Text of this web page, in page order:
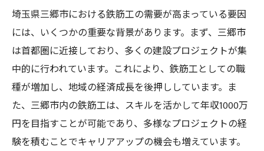
収入向上のための取り組み
キャリアアップを果たした鉄筋工の実例とその
成功要因
成功を収めた鉄筋工のストーリー
キャリアアップに貢献した要素
成功を支えたスキルと知識
影響を与えたリーダーシップの役割
埼玉県三郷市における鉄筋工の需要が高まっている要因
には、いくつかの重要な背景があります。まず、三郷市
は首都圏に近接しており、多くの建設プロジェクトが集
中的に行われています。これにより、鉄筋工としての職
種が増加し、地域の経済成長を後押ししています。ま
た、三郷市内の鉄筋工は、スキルを活かして年収1000万
円を目指すことが可能であり、多様なプロジェクトの経
験を積むことでキャリアアップの機会も増えています。